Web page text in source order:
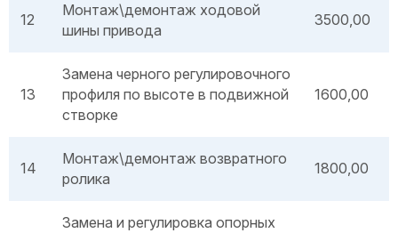
12
Монтаж\демонтаж ходовой
шины привода
3500,00
13
Замена черного регулировочного
профиля по высоте в подвижной
створке
1600,00
14
Монтаж\демонтаж возвратного
ролика
1800,00
Замена и регулировка опорных